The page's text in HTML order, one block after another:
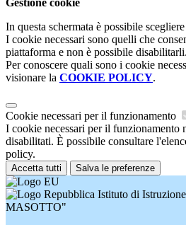
Gestione cookie
In questa schermata è possibile
I cookie necessari sono quelli che
piattaforma e non è possibile disabilitarli.
Per conoscere quali sono i cookie
visionare la COOKIE POLICY.
Cookie necessari per il funzionamento
I cookie necessari per il funzionamento
disabilitati. È possibile consultare
policy.
Accetta tutti Salva le preferenze
Istituto di
MASOTTO"